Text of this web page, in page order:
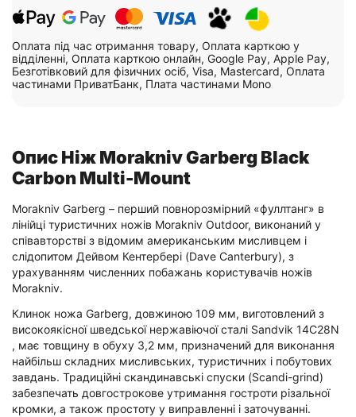
Оплата під час отримання товару, Оплата карткою у
відділенні, Оплата карткою онлайн, Google Pay, Apple Pay,
Безготівковий для фізичних осіб, Visa, Mastercard, Оплата
частинами ПриватБанк, Плата частинами Mono
Опис Ніж Morakniv Garberg Black
Carbon Multi-Mount
Morakniv Garberg – перший повнорозмірний «фуллтанг» в
лінійці туристичних ножів Morakniv Outdoor, виконаний у
співавторстві з відомим американським мисливцем і
слідопитом Дейвом Кентербері (Dave Canterbury), з
урахуванням численних побажань користувачів ножів
Morakniv.
Клинок ножа Garberg, довжиною 109 мм, виготовлений з
високоякісної шведської нержавіючої сталі Sandvik 14C28N
, має товщину в обуху 3,2 мм, призначений для виконання
найбільш складних мисливських, туристичних і побутових
завдань. Традиційні скандинавські спуски (Scandi-grind)
забезпечать довгострокове утримання гостроти різальної
кромки, а також простоту у виправленні і заточуванні.